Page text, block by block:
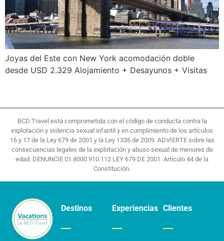
Joyas del Este con New York acomodación doble
desde USD 2.329 Alojamiento + Desayunos + Visitas
BCD Travel está comprometida con el código de conducta contra la
explotación y violencia sexual infantil y en cumplimiento de los artículos
16 y 17 de la Ley 679 de 2001 y la Ley 1336 de 2009. ADVIERTE sobre las
consecuencias legales de la explotación y abuso sexual de menores de
edad. DENUNCIE 01 8000 910 112 LEY 679 DE 2001. Artículo 44 de la
Constitución.
Destinos Experiencias Clientes